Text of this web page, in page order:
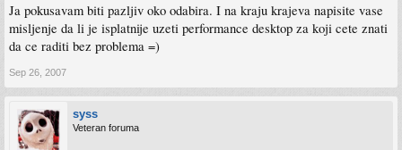
Ja pokusavam biti pazljiv oko odabira. I na kraju krajeva napisite vase
misljenje da li je isplatnije uzeti performance desktop za koji cete znati
da ce raditi bez problema =)
Sep 26, 2007
syss
Veteran foruma